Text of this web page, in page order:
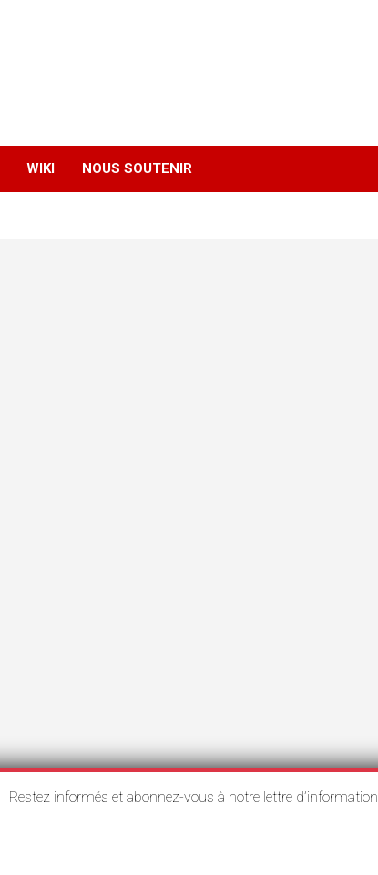
WIKI NOUS SOUTENIR
Restez informés et abonnez-vous à notre lettre d’information